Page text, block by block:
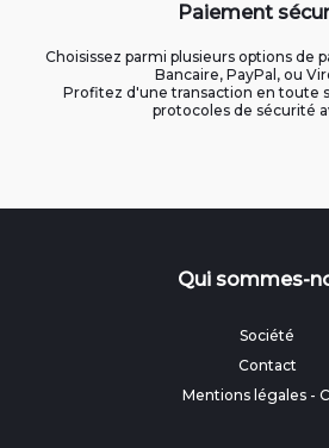
Paiement
Choisissez parmi plusieurs options de
Bancaire, PayPal, ou
Profitez d'une transaction en toute
protocoles de sécurité
Qui sommes-
Société
Contact
Mentions légales-